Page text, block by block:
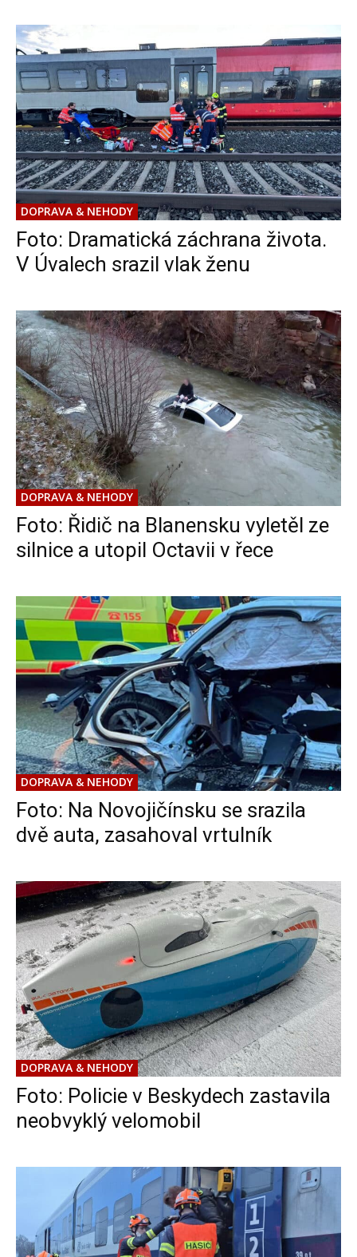
DOPRAVA & NEHODY
Foto: Dramatická záchrana života.
V Úvalech srazil vlak ženu
DOPRAVA & NEHODY
Foto: Řidič na Blanensku vyletěl ze
silnice a utopil Octavii v řece
DOPRAVA & NEHODY
Foto: Na Novojičínsku se srazila
dvě auta, zasahoval vrtulník
DOPRAVA & NEHODY
Foto: Policie v Beskydech zastavila
neobvyklý velomobil